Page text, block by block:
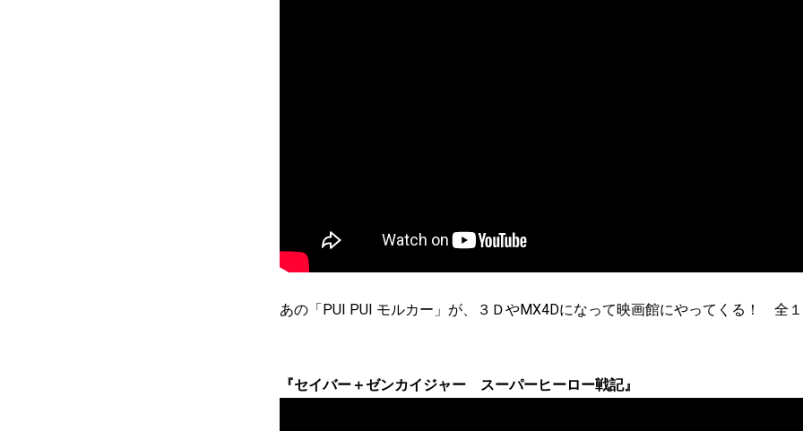
あの「PUI PUI モルカー」が、３ＤやMX4Dになって映画館にやってくる！ 全１
『セイバー＋ゼンカイジャー スーパーヒーロー戦記』